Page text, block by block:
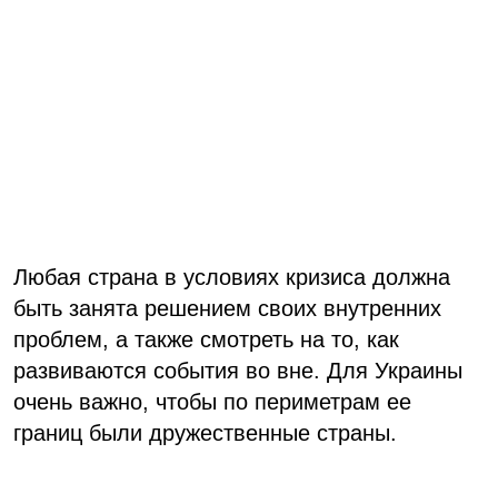
Любая страна в условиях кризиса должна
быть занята решением своих внутренних
проблем, а также смотреть на то, как
развиваются события во вне. Для Украины
очень важно, чтобы по периметрам ее
границ были дружественные страны.